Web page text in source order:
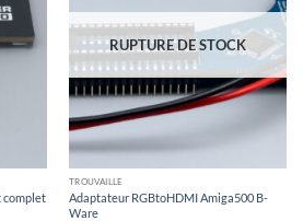
page
produit
complet
RUPTURE DE STOCK
TROUVAILLE
Adaptateur RGBtoHDMI Amiga500 B-
Ware